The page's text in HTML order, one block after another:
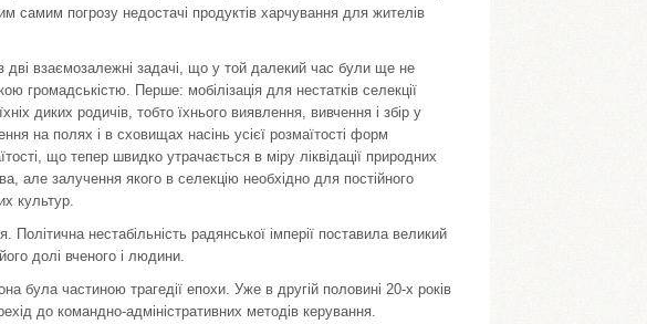
самим погрозу недостачі продуктів харчування для жителів
дві взаємозалежні задачі, що у той далекий час були ще не
громадськістю. Перше: мобілізація для нестатків селекції
диких родичів, тобто їхнього виявлення, вивчення і збір у
на полях і в сховищах насінь усієї розмаїтості форм
що тепер швидко утрачається в міру ліквідації природних
але залучення якого в селекцію необхідно для постійного
культур.
нестабільність радянської імперії поставила великий
долі вченого і людини.
була частиною трагедії епохи. Уже в другій половині 20-х років
до командно-адміністративних методів керування.